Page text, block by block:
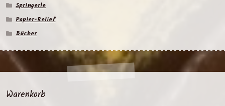
Springerle
Papier-Relief
Bücher
Warenkorb